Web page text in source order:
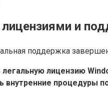
и
поддержка
лицензию
внутренние процедуры